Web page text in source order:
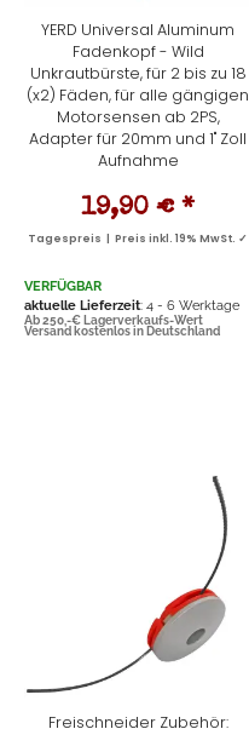
YERD Universal Aluminum
Fadenkopf - Wild
Unkrautbürste, für 2 bis zu 18
(x2) Fäden, für alle gängigen
Motorsensen ab 2PS,
Adapter für 20mm und 1" Zoll
Aufnahme
19,90 € *
Tagespreis | Preis inkl. 19% MwSt. ✓
VERFÜGBAR
aktuelle Lieferzeit: 4 - 6 Werktage
Ab 250,-€ Lagerverkaufs-Wert
Versand kostenlos in Deutschland
Freischneider Zubehör: